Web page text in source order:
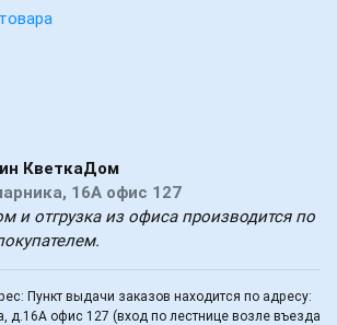
КветкаДом
16А офис 127
и отгрузка из офиса производится по
Пункт выдачи заказов находится по адресу:
д.16А офис 127 (вход по лестнице возле въезда